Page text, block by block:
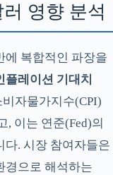
러 영향 분석
에 복합적인 파장을
플레이션 기대치
자물가지수(CPI)
, 이는 연준(Fed)의
다. 시장 참여자들은
경으로 해석하는